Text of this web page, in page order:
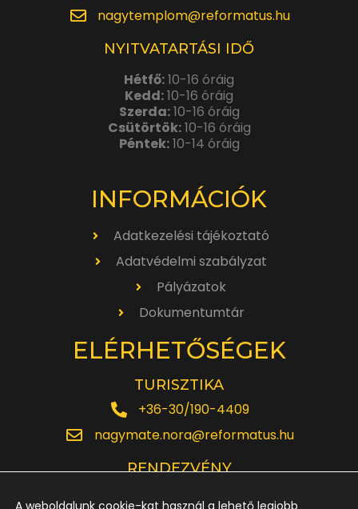
nagytemplom@reformatus.hu
NYITVATARTÁSI IDŐ
Hétfő:10-16 óráig
Kedd:10-16 óráig
Szerda:10-16 óráig
Csütörtök:10-16 óráig
Péntek:10-14 óráig
INFORMÁCIÓK
Adatkezelési tájékoztató
Adatvédelmi szabályzat
Pályázatok
Dokumentumtár
ELÉRHETŐSÉGEK
TURISZTIKA
+36-30/190-4409
nagymate.nora@reformatus.hu
RENDEZVÉNY
A weboldalunk cookie-kat használ a lehető legjobb